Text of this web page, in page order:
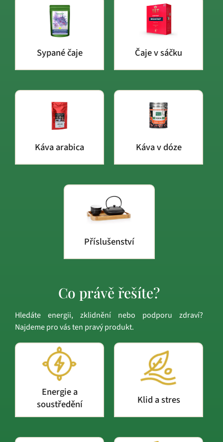
Sypané čaje Čaje v sáčku
Káva arabica Káva v dóze
Příslušenství
Co právě řešíte?
Hledáte energii, zklidnění nebo podporu zdraví?
Najdeme pro vás ten pravý produkt.
Energie a
soustředění
Klid a stres